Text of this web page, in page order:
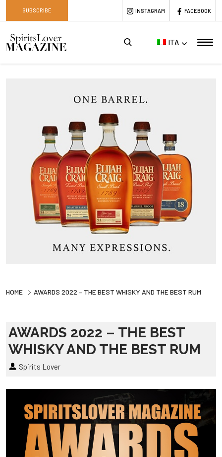
SUBSCRIBE INSTAGRAM FACEBOOK
ITA
HOME AWARDS 2022 – THE BEST WHISKY AND THE BEST RUM
AWARDS 2022 – THE BEST
WHISKY AND THE BEST RUM
Spirits Lover